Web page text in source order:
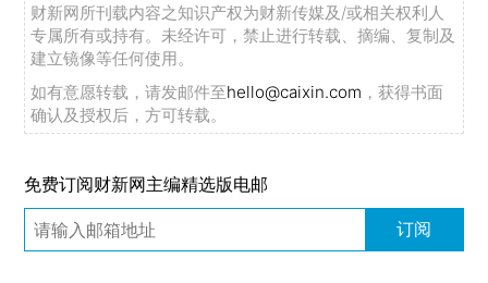
财新网所刊载内容之知识产权为财新传媒及/或相关权利人
专属所有或持有。未经许可，禁止进行转载、摘编、复制及
建立镜像等任何使用。
如有意愿转载，请发邮件至hello@caixin.com ，获得书面
确认及授权后，方可转载。
免费订阅财新网主编精选版电邮
订阅